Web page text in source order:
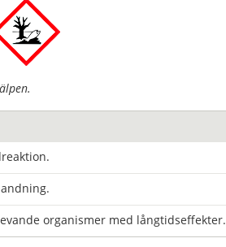
organismer med långtidseffekter.